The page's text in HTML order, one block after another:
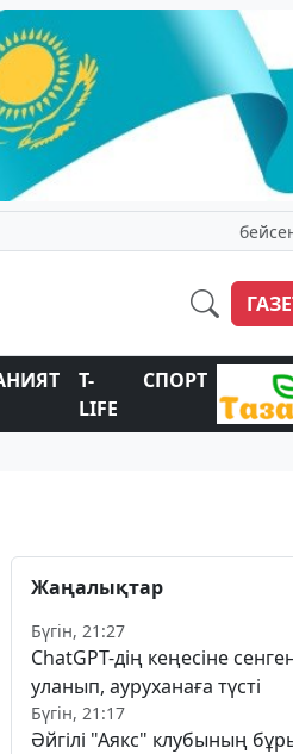
T-
LIFE
СПОРТ
Жаңалықтар
Бүгін, 21:27
ChatGPT-дің кеңесіне
уланып, ауруханаға түсті
Бүгін, 21:17
Әйгілі "Аякс" клубының